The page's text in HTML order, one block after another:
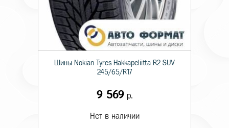
Шины Nokian Tyres Hakkapeliitta R2 SUV
245/65/R17
9 569р.
Нет в наличии